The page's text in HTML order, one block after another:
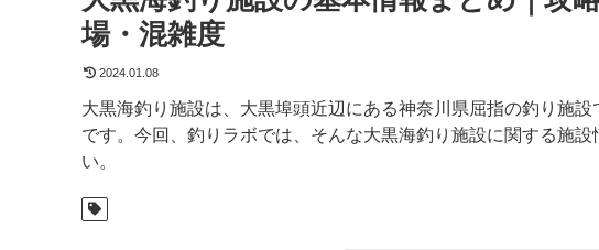
場・混雑度
2024.01.08
大黒海釣り施設は、大黒埠頭近辺にある神奈川県屈指の釣り施
です。今回、釣りラボでは、そんな大黒海釣り施設に関する施
い。